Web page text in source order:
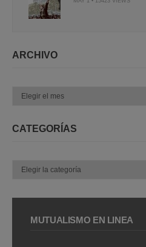
ARCHIVO
CATEGORÍAS
MUTUALISMO EN LÍNEA